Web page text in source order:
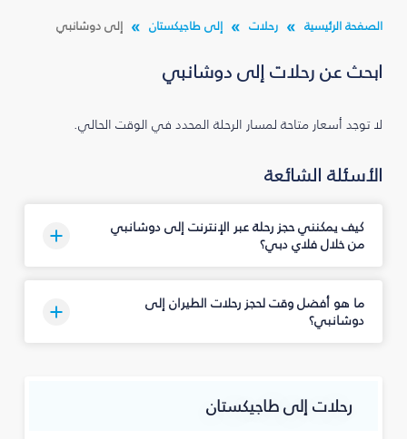
الصفحة الرئيسية رحلات إلى طاجيكستان إلى دوشانبي
ابحث عن رحلات إلى دوشانبي
لا توجد أسعار متاحة لمسار الرحلة المحدد في الوقت الحالي.
الأسئلة الشائعة
كيف يمكنني حجز رحلة عبر الإنترنت إلى دوشانبي
من خلال فلاي دبي؟
ما هو أفضل وقت لحجز رحلات الطيران إلى
دوشانبي؟
رحلات إلى طاجيكستان